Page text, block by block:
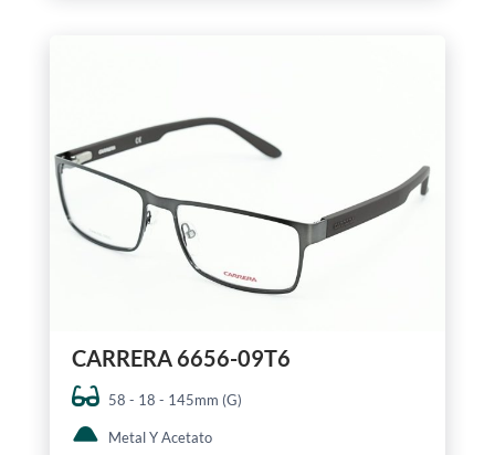
CARRERA 6656-09T6
58 - 18 - 145mm (G)
Metal Y Acetato